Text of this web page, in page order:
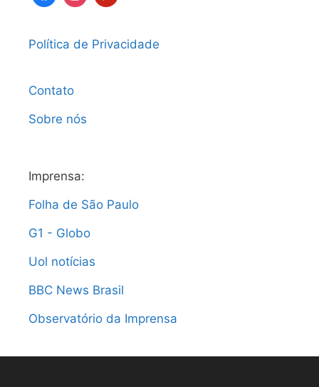
Política de Privacidade
Contato
Sobre nós
Imprensa:
Folha de São Paulo
G1 - Globo
Uol notícias
BBC News Brasil
Observatório da Imprensa